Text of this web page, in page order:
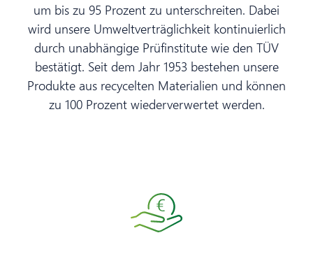
um bis zu 95 Prozent zu unterschreiten. Dabei
wird unsere Umweltverträglichkeit kontinuierlich
durch unabhängige Prüfinstitute wie den TÜV
bestätigt. Seit dem Jahr 1953 bestehen unsere
Produkte aus recycelten Materialien und können
zu 100 Prozent wiederverwertet werden.